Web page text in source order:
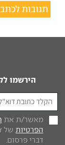
תגובות
הירשמו
מאשר/ת את
הפרטיות
דברי פרסום.